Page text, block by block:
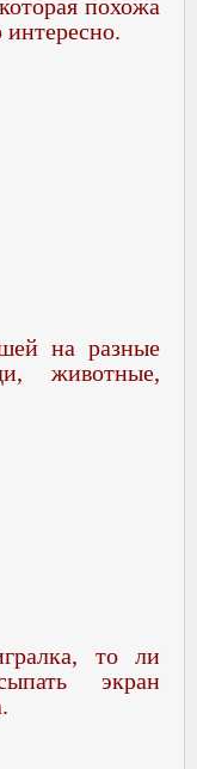
похожа
интересно.
на разные
животные,
то ли
экран